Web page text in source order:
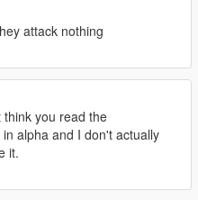
attack nothing
think you read the
alpha and I don't actually
it.